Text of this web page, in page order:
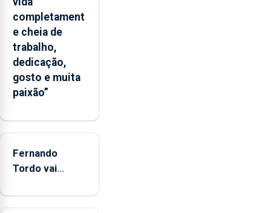
um
“decréscimo
significativo”
da
CPUE
entre
2022
completament
e cheia de
trabalho,
dedicação,
gosto e muita
paixão”
Fernando
Tordo vai
anos de